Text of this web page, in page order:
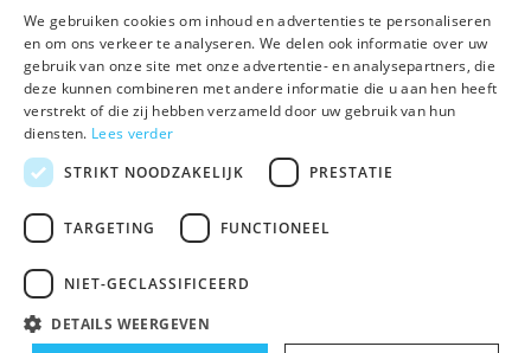
Abonneer
Algemene voorwaarden Disclaimer
We gebruiken cookies om inhoud en advertenties te personaliseren
en om ons verkeer te analyseren. We delen ook informatie over uw
gebruik van onze site met onze advertentie- en analysepartners, die
deze kunnen combineren met andere informatie die u aan hen heeft
verstrekt of die zij hebben verzameld door uw gebruik van hun
diensten. Lees verder
STRIKT NOODZAKELIJK
PRESTATIE
TARGETING FUNCTIONEEL
NIET-GECLASSIFICEERD
DETAILS WEERGEVEN